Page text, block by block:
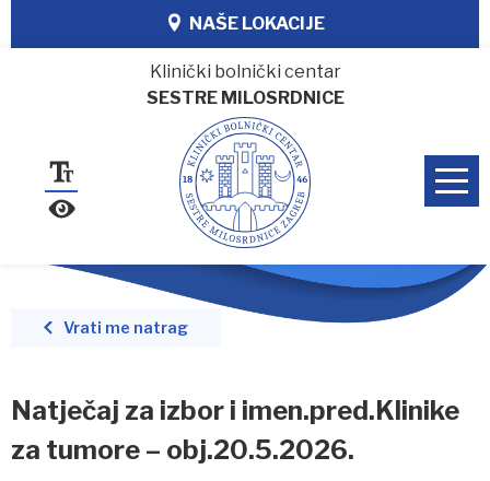
NAŠE LOKACIJE
Klinički bolnički centar
SESTRE MILOSRDNICE
Vrati me natrag
Natječaj za izbor i imen.pred.Klinike
za tumore – obj.20.5.2026.